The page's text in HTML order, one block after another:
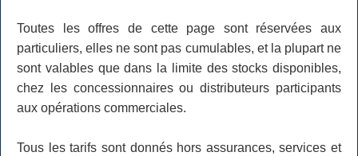
Toutes les offres de cette page sont réservées aux
particuliers, elles ne sont pas cumulables, et la plupart ne
sont valables que dans la limite des stocks disponibles,
chez les concessionnaires ou distributeurs participants
aux opérations commerciales.
Tous les tarifs sont donnés hors assurances, services et